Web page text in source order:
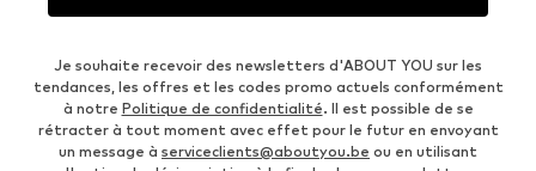
Je souhaite recevoir des newsletters d'ABOUT YOU sur les
tendances, les offres et les codes promo actuels conformément
à notre Politique de confidentialité. Il est possible de se
rétracter à tout moment avec effet pour le futur en envoyant
un message à serviceclients@aboutyou.be ou en utilisant